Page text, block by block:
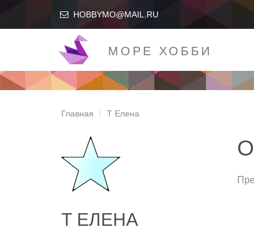
HOBBYMO@MAIL.RU
МОРЕ ХОББИ
Главная Т Елена
Т ЕЛЕНА